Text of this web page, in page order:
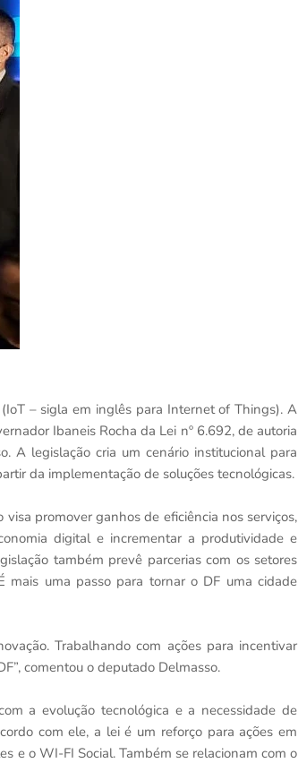
– sigla em inglês para Internet of Things). A
Ibaneis Rocha da Lei nº 6.692, de autoria
A legislação cria um cenário institucional para
da implementação de soluções tecnológicas.
promover ganhos de eficiência nos serviços,
digital e incrementar a produtividade e
também prevê parcerias com os setores
mais uma passo para tornar o DF uma cidade
Trabalhando com ações para incentivar
comentou o deputado Delmasso.
a evolução tecnológica e a necessidade de
com ele, a lei é um reforço para ações em
e o WI-FI Social. Também se relacionam com o